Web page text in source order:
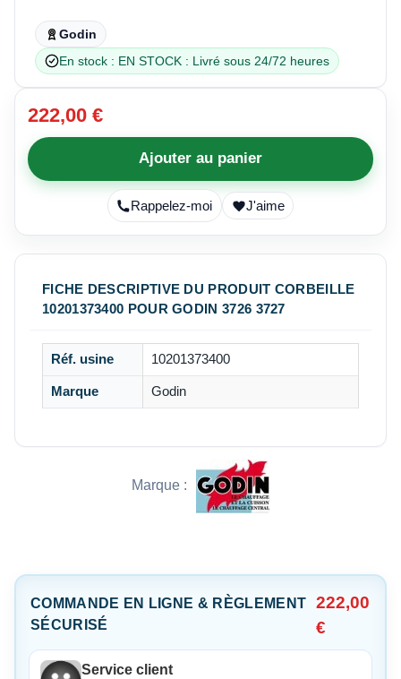
Godin
En stock : EN STOCK : Livré sous 24/72 heures
222,00 €
Ajouter au panier
Rappelez-moi J'aime
FICHE DESCRIPTIVE DU PRODUIT CORBEILLE
10201373400 POUR GODIN 3726 3727
Réf. usine 10201373400
Marque Godin
Marque :
COMMANDE EN LIGNE & RÈGLEMENT
SÉCURISÉ
222,00
€
Service client